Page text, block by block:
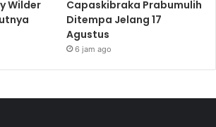
Wilder
Capaskibraka Prabumulih
Ditempa Jelang 17
Agustus
6 jam ago